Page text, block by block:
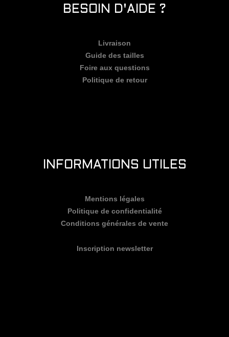
BESOIN D'AIDE ?
Livraison
Guide des tailles
Foire aux questions
Politique de retour
INFORMATIONS UTILES
Mentions légales
Politique de confidentialité
Conditions générales de vente
Inscription newsletter